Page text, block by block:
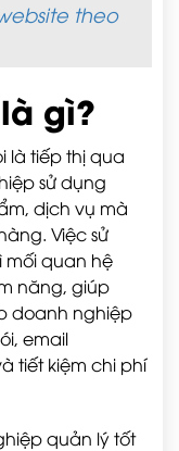
theo
gì?
là tiếp thị qua
sử dụng
dịch vụ mà
Việc sử
mối quan hệ
năng, giúp
doanh nghiệp
email
tiết kiệm chi phí
quản lý tốt